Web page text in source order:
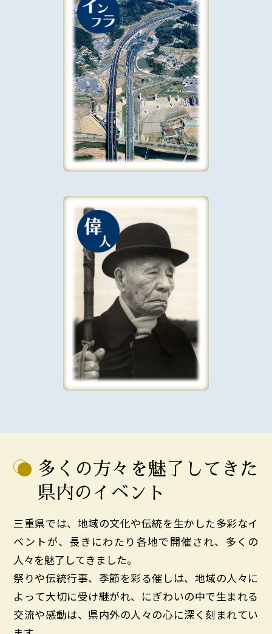
多くの方々を魅了してきた
県内のイベント
三重県では、地域の文化や伝統を生かした多彩なイ
ベントが、長きにわたり各地で開催され、多くの
人々を魅了してきました。
祭りや伝統行事、季節を彩る催しは、地域の人々に
よって大切に受け継がれ、にぎわいの中で生まれる
交流や感動は、県内外の人々の心に深く刻まれてい